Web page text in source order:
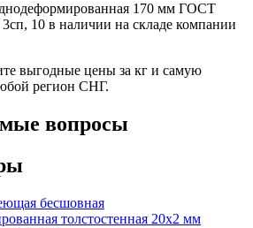
170 мм ГОСТ
10 в наличии на складе компании
выгодные цены за кг и самую
регион СНГ.
вопросы